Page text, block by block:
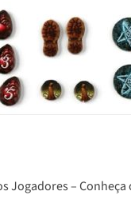
Jogadores – Conheça